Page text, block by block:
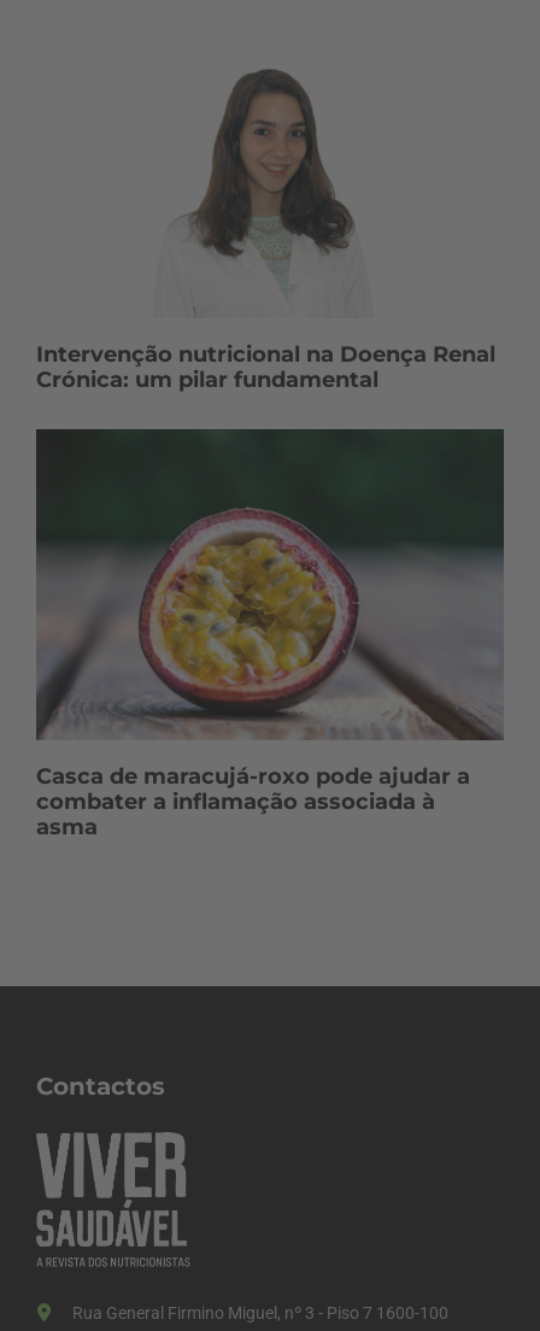
Intervenção nutricional na Doença Renal
Crónica: um pilar fundamental
Casca de maracujá-roxo pode ajudar a
combater a inflamação associada à
asma
Contactos
Rua General Firmino Miguel, nº 3 - Piso 7 1600-100